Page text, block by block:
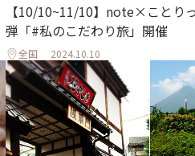
【10/10~11/10】note×ことり
弾「#私のこだわり旅」開催
全国 2024.10.10